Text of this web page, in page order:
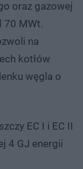
oraz gazowej
70 MWt.
na
kotłów
węgla o
EC I i EC II
4 GJ energii